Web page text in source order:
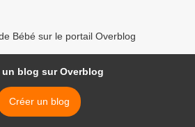
Bébé sur le portail Overblog
un blog sur Overblog
Créer un blog